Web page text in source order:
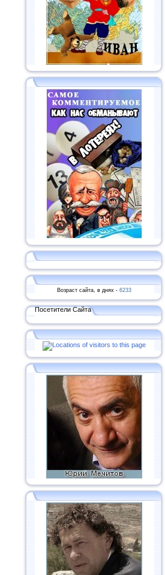
Возраст сайта, в днях - 6233
Посетители Сайта